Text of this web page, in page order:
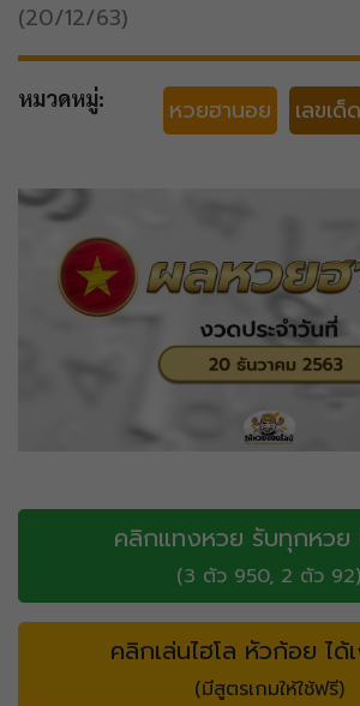
(20/12/63)
หมวดหมู่: หวยฮานอย เลขเด็ด
คลิกแทงหวย รับทุกหวย
(3 ตัว 950, 2 ตัว 92)
คลิกเล่นไฮโล หัวก้อย ได้
(มีสูตรเกมให้ใช้ฟรี)